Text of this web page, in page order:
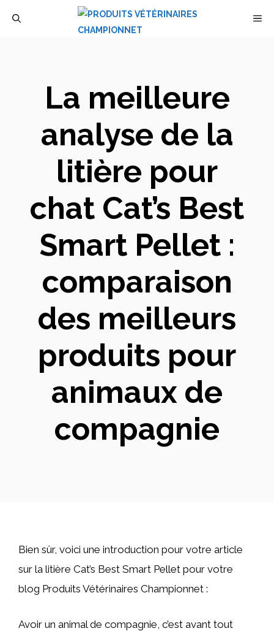
La meilleure
analyse de la
litière pour
chat Cat’s Best
Smart Pellet :
comparaison
des meilleurs
produits pour
animaux de
compagnie
Bien sûr, voici une introduction pour votre article
sur la litière Cat’s Best Smart Pellet pour votre
blog Produits Vétérinaires Championnet :
Avoir un animal de compagnie, c’est avant tout